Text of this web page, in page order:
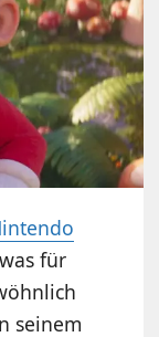
für
seinem